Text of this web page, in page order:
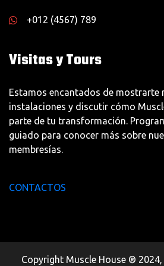
+012 (4567) 789
Visitas y Tours
Estamos encantados de mostrarte
instalaciones y discutir cómo
parte de tu transformación.
guiado para conocer más sobre
membresías.
CONTACTOS
Copyright Muscle House ®